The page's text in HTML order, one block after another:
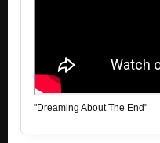
"Dreaming About The End"